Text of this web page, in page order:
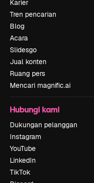
Karier
Tren pencarian
Blog
Acara
Slidesgo
Jual konten
Ruang pers
Mencari magnific.ai
Hubungi kami
Dukungan pelanggan
Instagram
YouTube
LinkedIn
TikTok